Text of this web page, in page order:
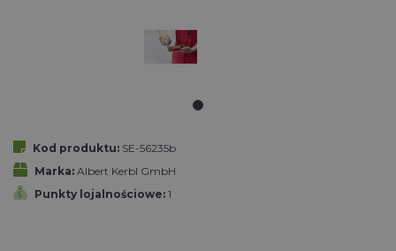
Kod produktu: SE-56235b
Marka: Albert Kerbl GmbH
Punkty lojalnościowe: 1